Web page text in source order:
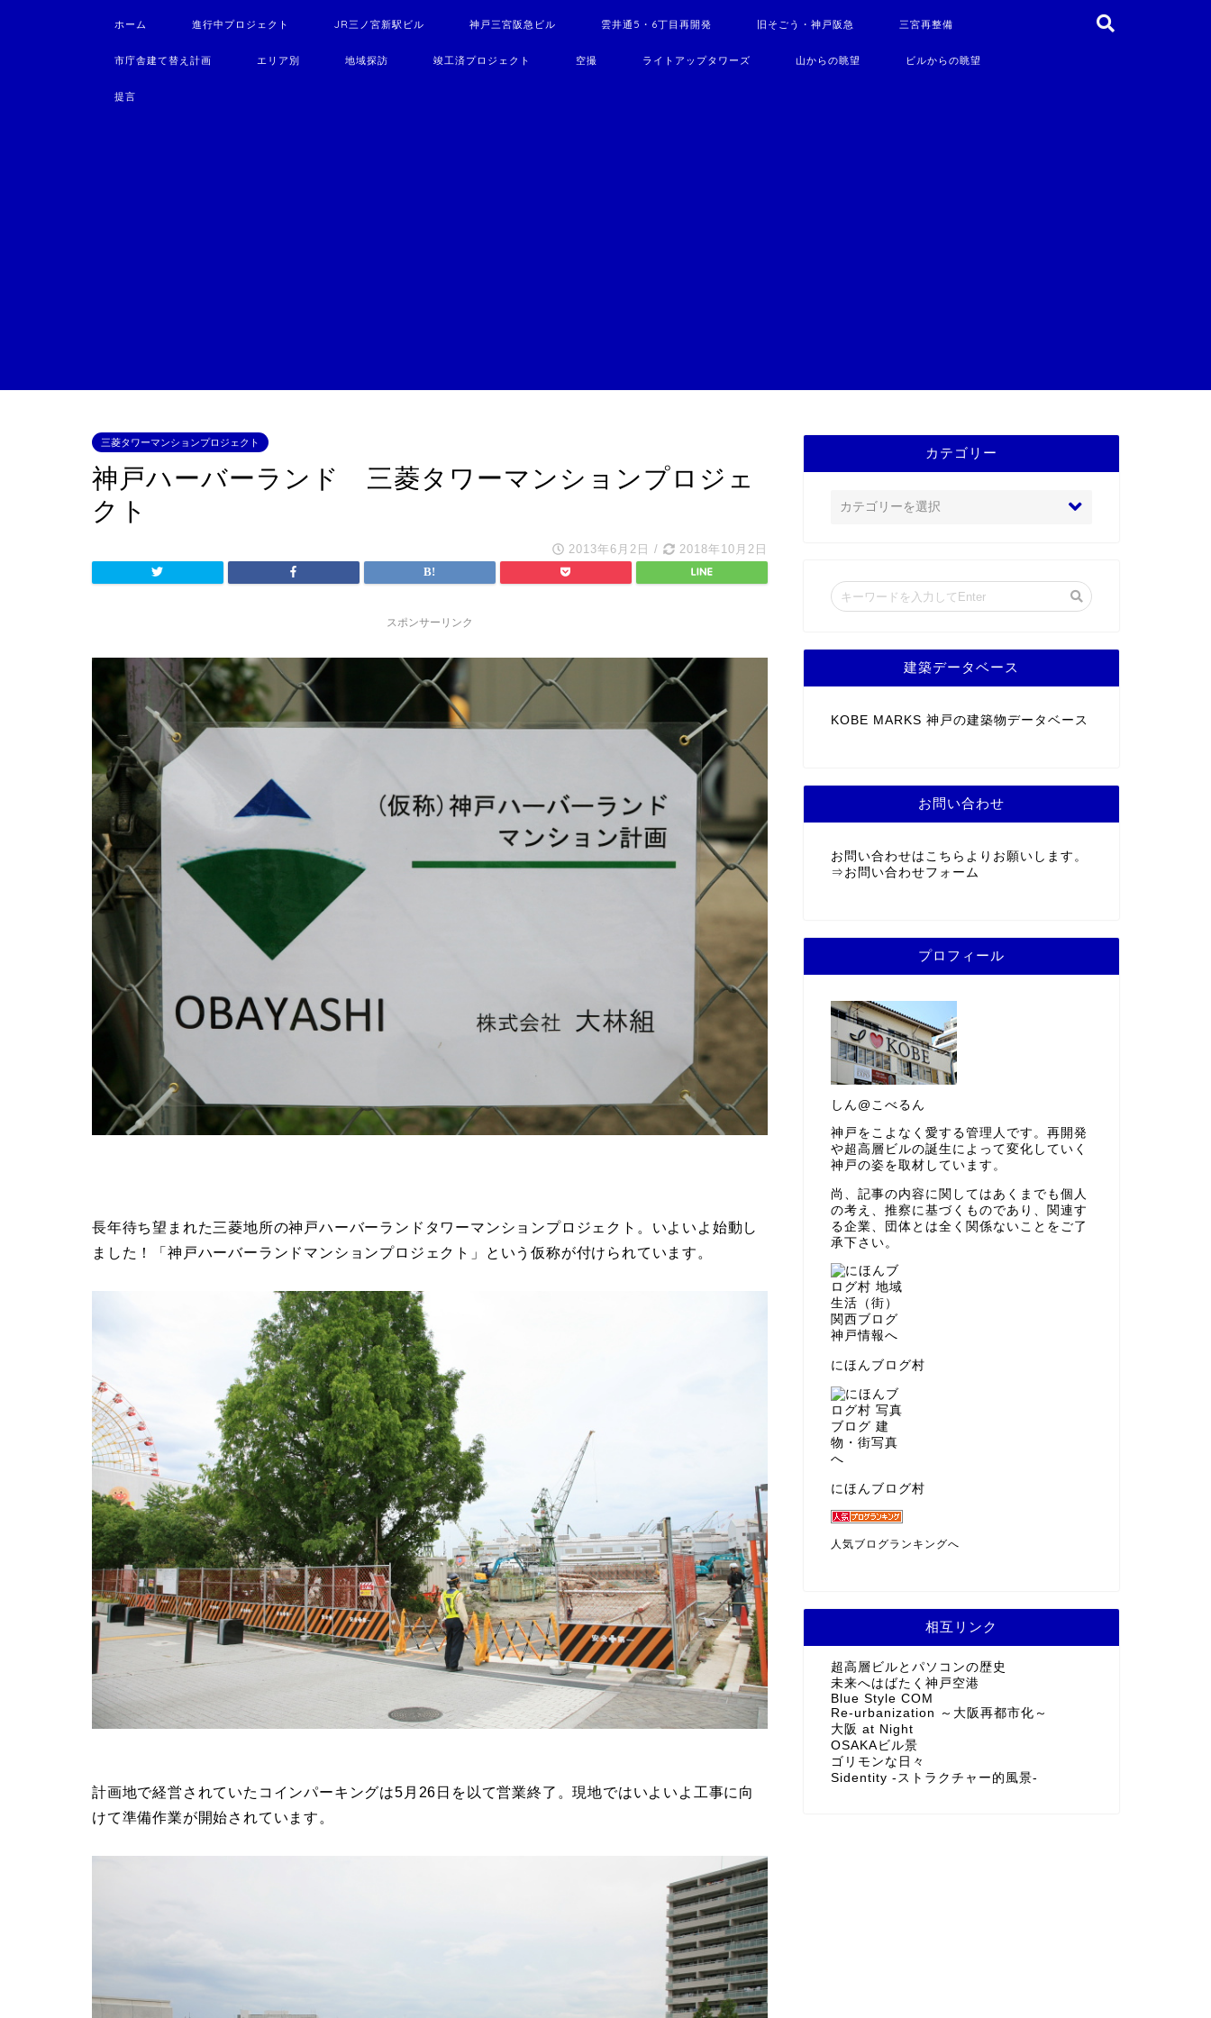
ホーム 進行中プロジェクト JR三ノ宮新駅ビル 神戸三宮阪急ビル 雲井通5・6丁目再開発 旧そごう・神戸阪急 三宮再整備
市庁舎建て替え計画 エリア別 地域探訪 竣工済プロジェクト 空撮 ライトアップタワーズ 山からの眺望 ビルからの眺望
提言
三菱タワーマンションプロジェクト
神戸ハーバーランド 三菱タワーマンションプロジェ
クト
2013年6月2日 / 2018年10月2日
スポンサーリンク
長年待ち望まれた三菱地所の神戸ハーバーランドタワーマンションプロジェクト。いよいよ始動し
ました！「神戸ハーバーランドマンションプロジェクト」という仮称が付けられています。
計画地で経営されていたコインパーキングは5月26日を以て営業終了。現地ではいよいよ工事に向
けて準備作業が開始されています。
カテゴリー
建築データベース
KOBE MARKS 神戸の建築物データベース
お問い合わせ
お問い合わせはこちらよりお願いします。
⇒ お問い合わせフォーム
プロフィール
しん@こべるん
神戸をこよなく愛する管理人です。再開発
や超高層ビルの誕生によって変化していく
神戸の姿を取材しています。
尚、記事の内容に関してはあくまでも個人
の考え、推察に基づくものであり、関連す
る企業、団体とは全く関係ないことをご了
承下さい。
にほんブログ村
にほんブログ村
人気ブログランキングへ
相互リンク
超高層ビルとパソコンの歴史
未来へはばたく神戸空港
Blue Style COM
Re-urbanization ～大阪再都市化～
大阪 at Night
OSAKAビル景
ゴリモンな日々
Sidentity -ストラクチャー的風景-